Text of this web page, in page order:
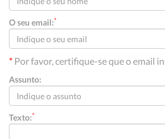
O seu email:*
* Por favor, certifique-se que o email
Assunto:
Texto:*